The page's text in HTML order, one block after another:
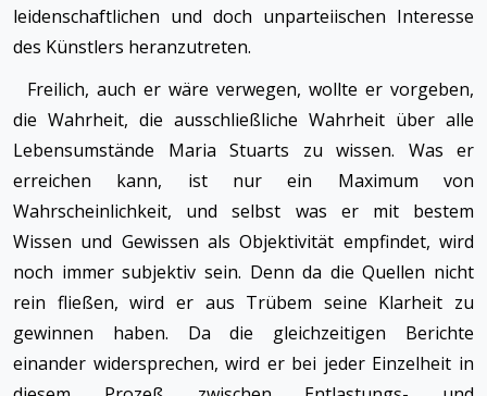
leidenschaftlichen und doch unparteiischen Interesse
des Künstlers heranzutreten.
Freilich, auch er wäre verwegen, wollte er vorgeben,
die Wahrheit, die ausschließliche Wahrheit über alle
Lebensumstände Maria Stuarts zu wissen. Was er
erreichen kann, ist nur ein Maximum von
Wahrscheinlichkeit, und selbst was er mit bestem
Wissen und Gewissen als Objektivität empfindet, wird
noch immer subjektiv sein. Denn da die Quellen nicht
rein fließen, wird er aus Trübem seine Klarheit zu
gewinnen haben. Da die gleichzeitigen Berichte
einander widersprechen, wird er bei jeder Einzelheit in